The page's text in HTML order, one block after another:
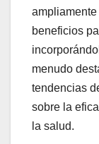
beneficios
menudo
tendencias
sobre la
la salud.